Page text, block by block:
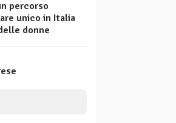
percorso
unico in Italia
donne